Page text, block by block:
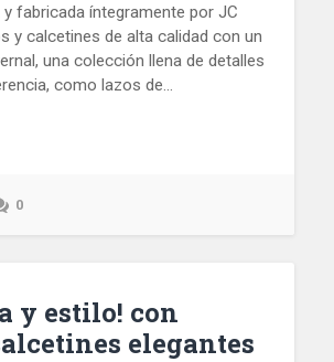
fabricada íntegramente por JC
y calcetines de alta calidad con un
una colección llena de detalles
como lazos de…
0
y estilo! con
elegantes